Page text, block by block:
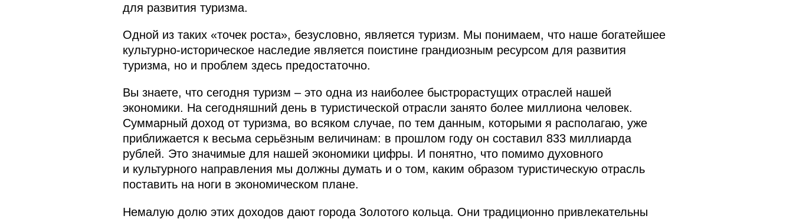
для развития туризма.
Одной из таких «точек роста», безусловно, является туризм. Мы понимаем, что наше богатейшее
культурно-историческое наследие является поистине грандиозным ресурсом для развития
туризма, но и проблем здесь предостаточно.
Вы знаете, что сегодня туризм – это одна из наиболее быстрорастущих отраслей нашей
экономики. На сегодняшний день в туристической отрасли занято более миллиона человек.
Суммарный доход от туризма, во всяком случае, по тем данным, которыми я располагаю, уже
приближается к весьма серьёзным величинам: в прошлом году он составил 833 миллиарда
рублей. Это значимые для нашей экономики цифры. И понятно, что помимо духовного
и культурного направления мы должны думать и о том, каким образом туристическую отрасль
поставить на ноги в экономическом плане.
Немалую долю этих доходов дают города Золотого кольца. Они традиционно привлекательны